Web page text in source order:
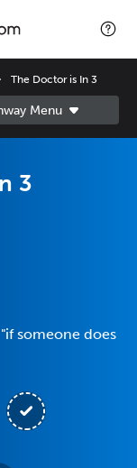
The Doctor is In 3
3
someone does